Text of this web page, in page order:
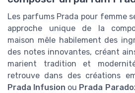
Les parfums Prada pour femme
approche unique de la
maison mêle habilement des
des notes innovantes, créant
marient tradition et
retrouve dans des créations
Prada Infusion ou Prada